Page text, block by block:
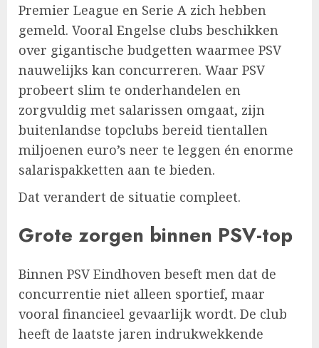
Premier League en Serie A zich hebben
gemeld. Vooral Engelse clubs beschikken
over gigantische budgetten waarmee PSV
nauwelijks kan concurreren. Waar PSV
probeert slim te onderhandelen en
zorgvuldig met salarissen omgaat, zijn
buitenlandse topclubs bereid tientallen
miljoenen euro’s neer te leggen én enorme
salarispakketten aan te bieden.
Dat verandert de situatie compleet.
Grote zorgen binnen PSV-top
Binnen PSV Eindhoven beseft men dat de
concurrentie niet alleen sportief, maar
vooral financieel gevaarlijk wordt. De club
heeft de laatste jaren indrukwekkende